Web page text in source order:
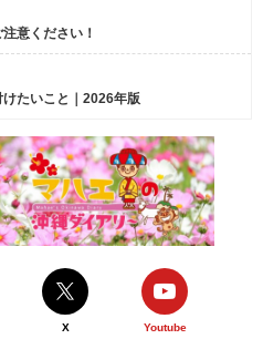
意ください！
たいこと｜2026年版
X Youtube